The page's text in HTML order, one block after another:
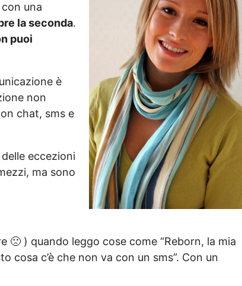
una
la seconda.
puoi
è
non
chat, sms e
eccezioni
ma sono
🙁 ) quando leggo cose come “Reborn, la mia
cosa c’è che non va con un sms”. Con un